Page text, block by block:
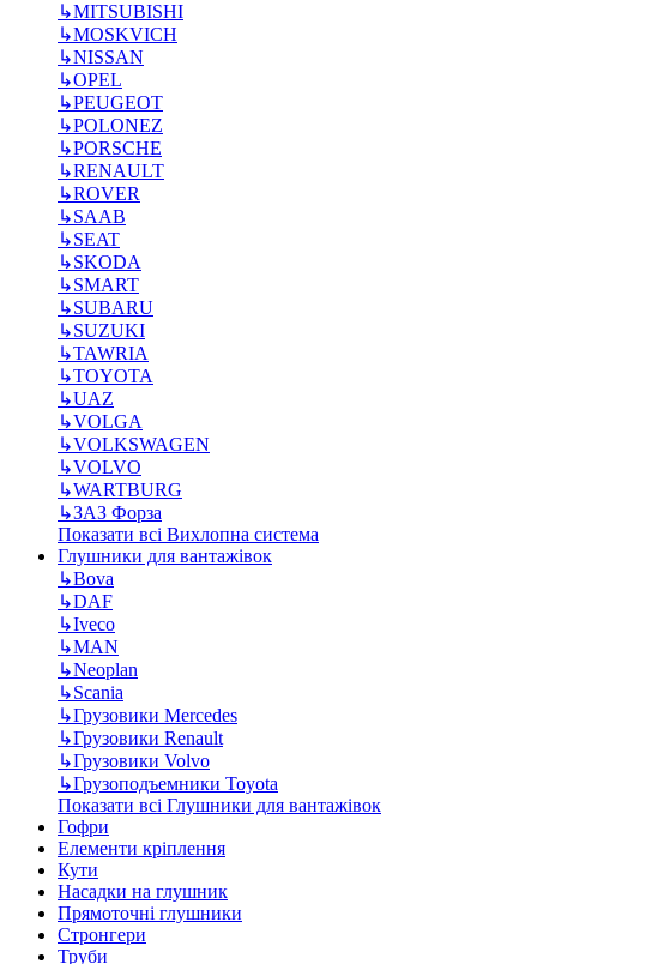
↳MITSUBISHI
↳MOSKVICH
↳NISSAN
↳OPEL
↳PEUGEOT
↳POLONEZ
↳PORSCHE
↳RENAULT
↳ROVER
↳SAAB
↳SEAT
↳SKODA
↳SMART
↳SUBARU
↳SUZUKI
↳TAWRIA
↳TOYOTA
↳UAZ
↳VOLGA
↳VOLKSWAGEN
↳VOLVO
↳WARTBURG
↳ЗАЗ Форза
Показати всі Вихлопна система
Глушники для вантажівок
↳Bova
↳DAF
↳Iveco
↳MAN
↳Neoplan
↳Scania
↳Грузовики Mercedes
↳Грузовики Renault
↳Грузовики Volvo
↳Грузоподъемники Toyota
Показати всі Глушники для вантажівок
Гофри
Елементи кріплення
Кути
Насадки на глушник
Прямоточні глушники
Стронгери
Труби